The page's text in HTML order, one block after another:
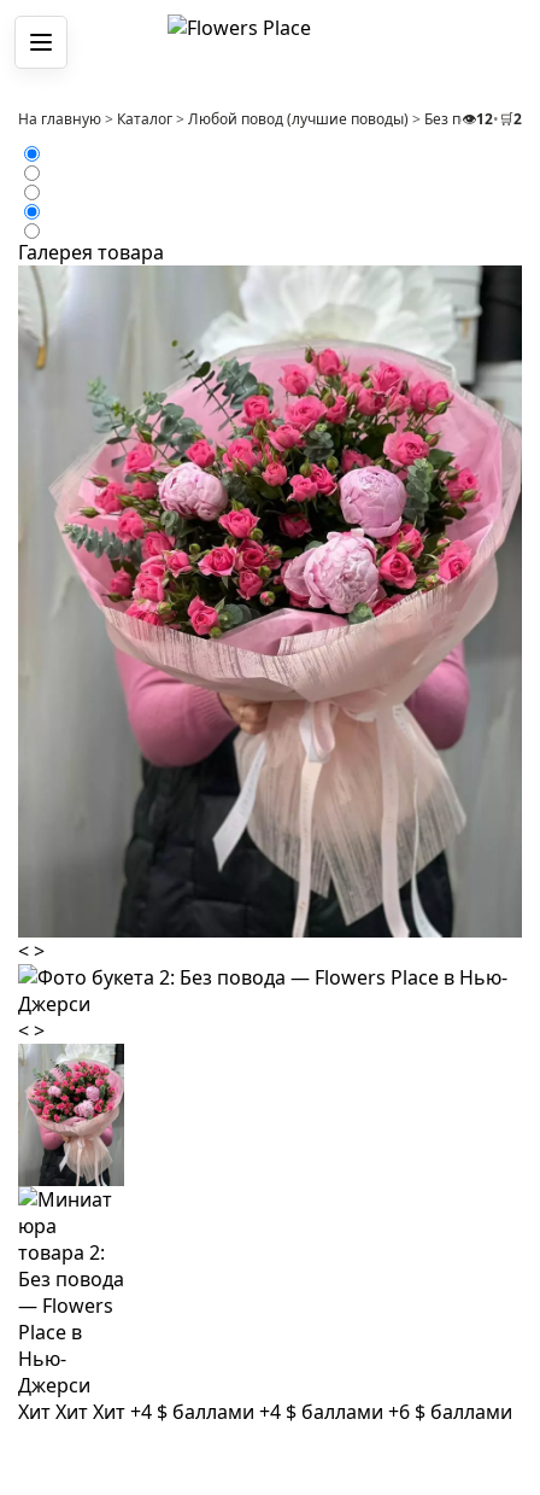
Меню
На главную> Каталог> Любой повод (лучшие поводы) > Без повода>
👁️12•🛒2
Галерея товара
<>
<>
ХитХитХит+4 $ баллами +4 $ баллами +6 $ баллами